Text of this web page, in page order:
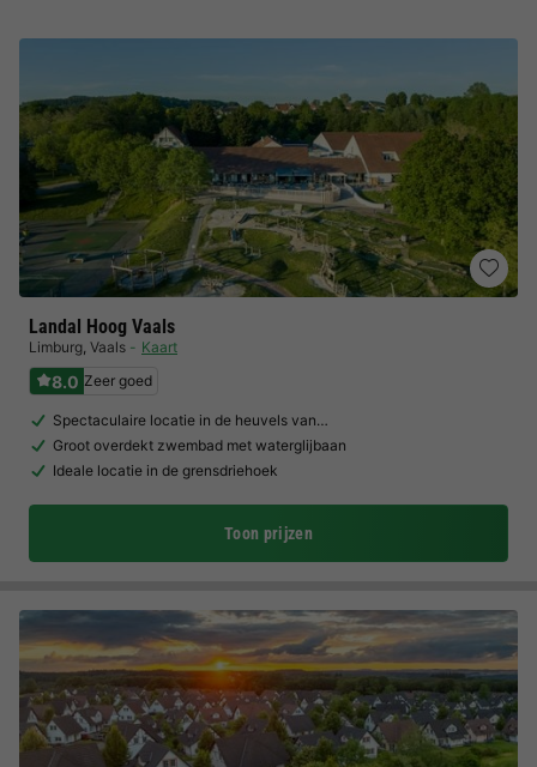
Landal Hoog Vaals
Limburg, Vaals Kaart
8.0 Zeer goed
Spectaculaire locatie in de heuvels van…
Groot overdekt zwembad met waterglijbaan
Ideale locatie in de grensdriehoek
Toon prijzen